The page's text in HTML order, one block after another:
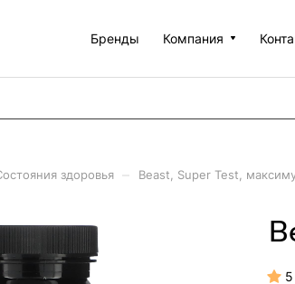
Бренды Компания
здоровья Beast, Super Test,
5